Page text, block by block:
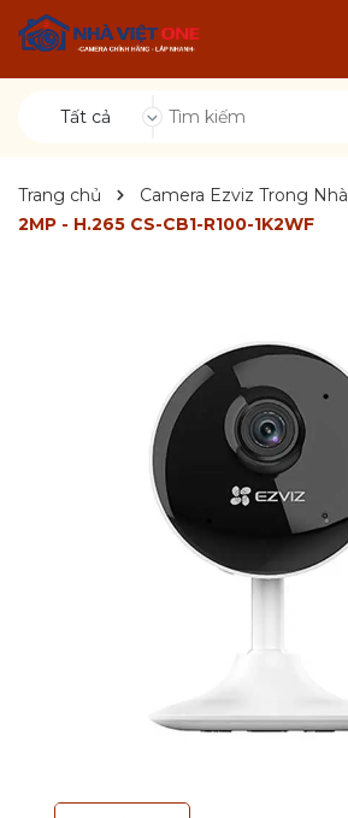
Tất cả
Trang chủ Camera Ezviz Trong Nhà
2MP - H.265 CS-CB1-R100-1K2WF